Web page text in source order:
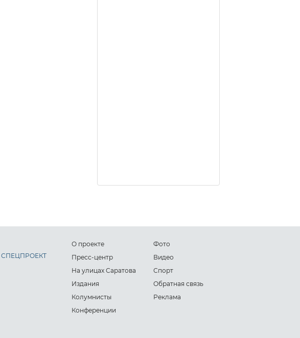
СПЕЦПРОЕКТ
О проекте
Пресс-центр
На улицах Саратова
Издания
Колумнисты
Конференции
Фото
Видео
Спорт
Обратная связь
Реклама